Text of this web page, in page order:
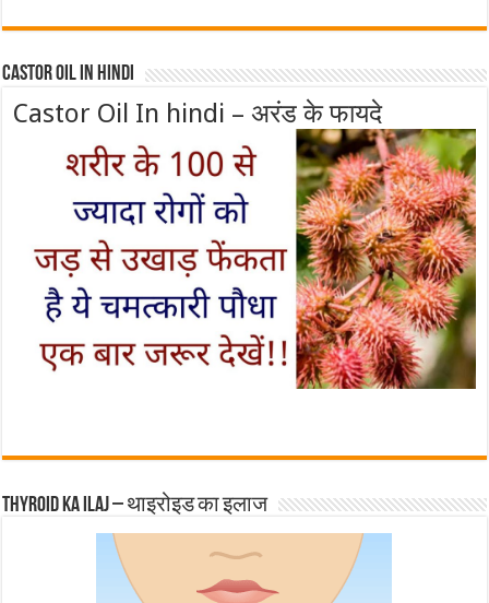
Castor Oil In Hindi
Castor Oil In hindi – अरंड के फायदे
Thyroid ka ilaj – थाइरोइड का इलाज